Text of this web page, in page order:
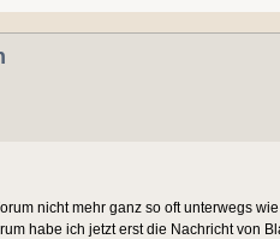
nicht mehr ganz so oft unterwegs
habe ich jetzt erst die Nachricht von